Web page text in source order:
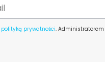
polityką prywatności.